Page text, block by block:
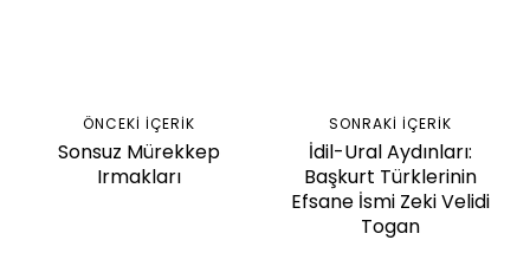
ÖNCEKI İÇERIK
Sonsuz Mürekkep
Irmakları
SONRAKI İÇERIK
İdil-Ural Aydınları:
Başkurt Türklerinin
Efsane İsmi Zeki Velidi
Togan